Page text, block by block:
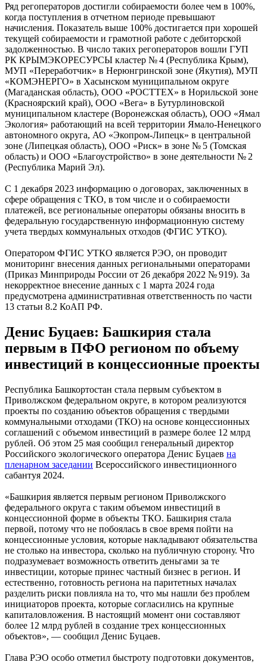
Ряд регоператоров достигли собираемости более чем в 100%,
когда поступления в отчетном периоде превышают
начисления. Показатель выше 100% достигается при хорошей
текущей собираемости и грамотной работе с дебиторской
задолженностью. В число таких регоператоров вошли ГУП
РК КРЫМЭКОРЕСУРСЫ кластер № 4 (Республика Крым),
МУП «Переработчик» в Нерюнгринской зоне (Якутия), МУП
«КОМЭНЕРГО» в Хасынском муниципальном округе
(Магаданская область), ООО «РОСТТЕХ» в Норильской зоне
(Красноярский край), ООО «Вега» в Бутурлиновской
муниципальном кластере (Воронежская область), ООО «Ямал
Экология» работающий на всей территории Ямало-Ненецкого
автономного округа, АО «Экопром-Липецк» в центральной
зоне (Липецкая область), ООО «Риск» в зоне № 5 (Томская
область) и ООО «Благоустройство» в зоне деятельности № 2
(Республика Марий Эл).
С 1 декабря 2023 информацию о договорах, заключенных в
сфере обращения с ТКО, в том числе и о собираемости
платежей, все региональные операторы обязаны вносить в
федеральную государственную информационную систему
учета твердых коммунальных отходов (ФГИС УТКО).
Оператором ФГИС УТКО является РЭО, он проводит
мониторинг внесения данных региональными операторами
(Приказ Минприроды России от 26 декабря 2022 № 919). За
некорректное внесение данных с 1 марта 2024 года
предусмотрена административная ответственность по части
13 статьи 8.2 КоАП РФ.
Денис Буцаев: Башкирия стала
первым в ПФО регионом по объему
инвестиций в концессионные проекты
Республика Башкортостан стала первым субъектом в
Приволжском федеральном округе, в котором реализуются
проекты по созданию объектов обращения с твердыми
коммунальными отходами (ТКО) на основе концессионных
соглашений с объемом инвестиций в размере более 12 млрд
рублей. Об этом 25 мая сообщил генеральный директор
Российского экологического оператора Денис Буцаев на
пленарном заседании Всероссийского инвестиционного
сабантуя 2024.
«Башкирия является первым регионом Приволжского
федерального округа с таким объемом инвестиций в
концессионной форме в объекты ТКО. Башкирия стала
первой, потому что не побоялась в свое время пойти на
концессионные условия, которые накладывают обязательства
не столько на инвестора, сколько на публичную сторону. Что
подразумевает возможность ответить деньгами за те
инвестиции, которые принес частный бизнес в регион. И
естественно, готовность региона на паритетных началах
разделить риски повлияла на то, что мы нашли без проблем
инициаторов проекта, которые согласились на крупные
капиталовложения. В настоящий момент они составляют
более 12 млрд рублей в создание трех концессионных
объектов», — сообщил Денис Буцаев.
Глава РЭО особо отметил быстроту подготовки документов,